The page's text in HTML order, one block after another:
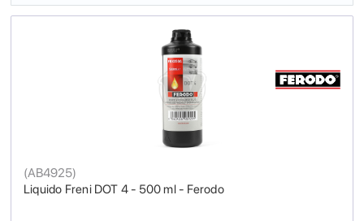
Liquido Freni DOT 4 - 500 ml - Ferodo
(AB4925)